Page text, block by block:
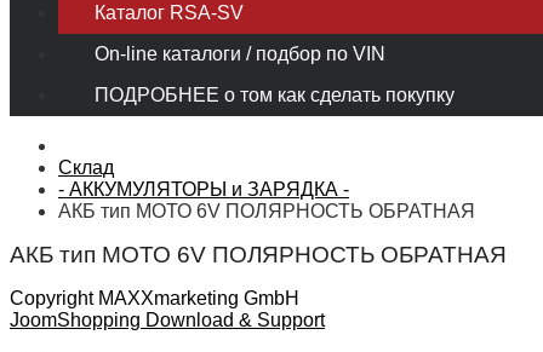
Каталог RSA-SV
On-line каталоги / подбор по VIN
ПОДРОБНЕЕ о том как сделать покупку
Склад
- АККУМУЛЯТОРЫ и ЗАРЯДКА -
АКБ тип МОТО 6V ПОЛЯРНОСТЬ ОБРАТНАЯ
АКБ тип МОТО 6V ПОЛЯРНОСТЬ ОБРАТНАЯ
Copyright MAXXmarketing GmbH
JoomShopping Download & Support